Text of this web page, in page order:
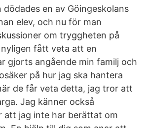
dödades en av Göingeskolans
elev, och nu för man
om tryggheten på
fått veta att en
gjorts angående min familj och
på hur jag ska hantera
de får veta detta, jag tror att
Jag känner också
att jag inte har berättat om